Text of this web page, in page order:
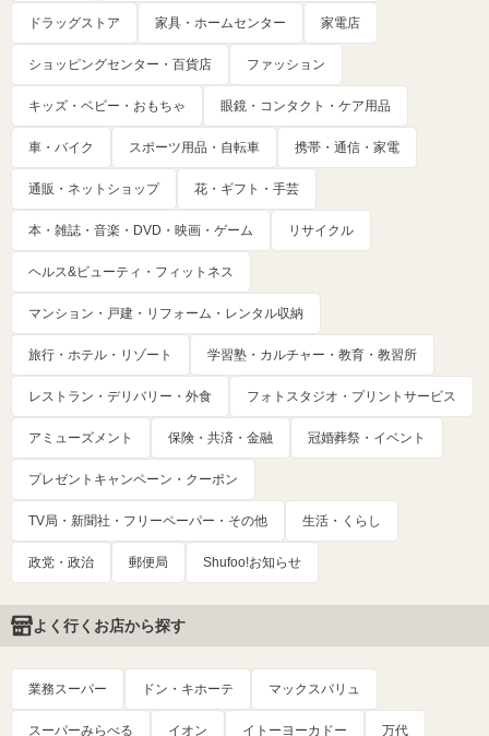
ドラッグストア 家具・ホームセンター 家電店
ショッピングセンター・百貨店 ファッション
キッズ・ベビー・おもちゃ 眼鏡・コンタクト・ケア用品
車・バイク スポーツ用品・自転車 携帯・通信・家電
通販・ネットショップ 花・ギフト・手芸
本・雑誌・音楽・DVD・映画・ゲーム リサイクル
ヘルス&ビューティ・フィットネス
マンション・戸建・リフォーム・レンタル収納
旅行・ホテル・リゾート 学習塾・カルチャー・教育・教習所
レストラン・デリバリー・外食 フォトスタジオ・プリントサービス
アミューズメント 保険・共済・金融 冠婚葬祭・イベント
プレゼントキャンペーン・クーポン
TV局・新聞社・フリーペーパー・その他 生活・くらし
政党・政治 郵便局 Shufoo!お知らせ
よく行くお店から探す
業務スーパー ドン・キホーテ マックスバリュ
スーパーみらべる イオン イトーヨーカドー 万代